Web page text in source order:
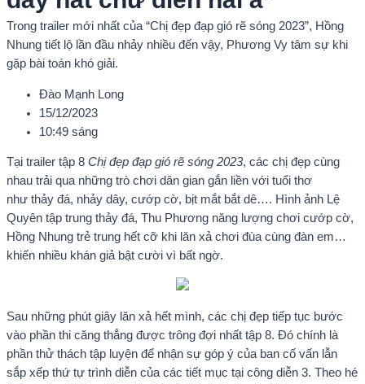
Trong trailer mới nhất của “Chị đẹp đạp gió rẽ sóng 2023”, Hồng
Nhung tiết lộ lần đầu nhảy nhiều đến vậy, Phương Vy tâm sự khi
gặp bài toán khó giải.
Đào Mạnh Long
15/12/2023
10:49 sáng
Tại trailer tập 8 Chị đẹp đạp gió rẽ sóng 2023, các chị đẹp cùng
nhau trải qua những trò chơi dân gian gắn liền với tuổi thơ
như thảy đá, nhảy dây, cướp cờ, bịt mắt bắt dê…. Hình ảnh Lệ
Quyên tập trung thảy đá, Thu Phương năng lượng chơi cướp cờ,
Hồng Nhung trẻ trung hết cỡ khi lăn xả chơi đùa cùng đàn em…
khiến nhiều khán giả bật cười vì bất ngờ.
Sau những phút giây lăn xả hết mình, các chị đẹp tiếp tục bước
vào phần thi căng thẳng được trông đợi nhất tập 8. Đó chính là
phần thử thách tập luyện để nhận sự góp ý của ban cố vấn lẫn
sắp xếp thứ tự trình diễn của các tiết mục tại công diễn 3. Theo hé